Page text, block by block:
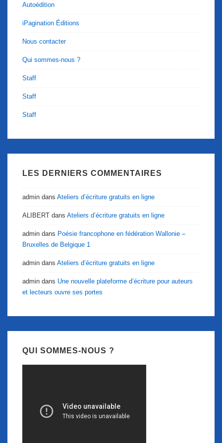
Autoédition
iPagination Éditions
Nous contacter
Qui sommes-nous ?
Staff
Staff
Staff
LES DERNIERS COMMENTAIRES
admin dans Ateliers d’écriture gratuits en ligne
ALIBERT dans Ateliers d’écriture gratuits en ligne
admin dans Poésie francophone en fédération Wallonie –
Bruxelles de Belgique 1
admin dans Ateliers d’écriture gratuits en ligne
admin dans Une nouvelle plateforme d’écriture pour auteurs
et lecteurs ouvre ses portes
QUI SOMMES-NOUS ?